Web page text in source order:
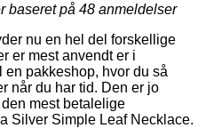
baseret på 48 anmeldelser
nu en hel del forskellige
er mest anvendt er i
pakkeshop, hvor du så
når du har tid. Den er jo
mest betalelige
Silver Simple Leaf Necklace.